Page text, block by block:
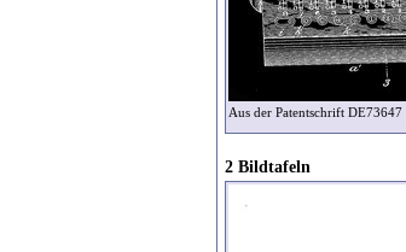
Aus der Patentschrift DE73647
2 Bildtafeln